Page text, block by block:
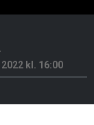
kl. 16:00